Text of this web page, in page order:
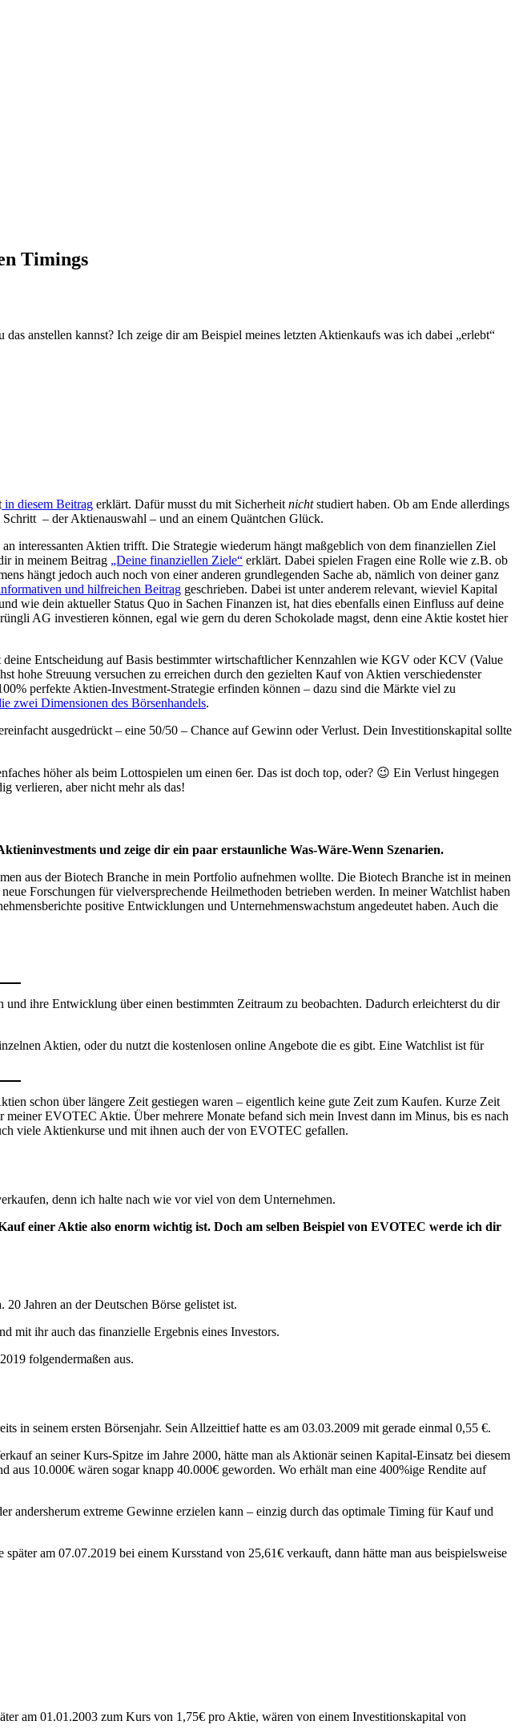
Timings
anstellen kannst? Ich zeige dir am Beispiel meines letzten Aktienkaufs was ich dabei „erlebt“
in diesem Beitrag erklärt. Dafür musst du mit Sicherheit nichtstudiert haben. Ob am Ende allerdings
– der Aktienauswahl – und an einem Quäntchen Glück.
interessanten Aktien trifft. Die Strategie wiederum hängt maßgeblich von dem finanziellen Ziel
in meinem Beitrag „Deine finanziellen Ziele“ erklärt. Dabei spielen Fragen eine Rolle wie z.B. ob
hängt jedoch auch noch von einer anderen grundlegenden Sache ab, nämlich von deiner ganz
und hilfreichen Beitrag geschrieben. Dabei ist unter anderem relevant, wieviel Kapital
wie dein aktueller Status Quo in Sachen Finanzen ist, hat dies ebenfalls einen Einfluss auf deine
AG investieren können, egal wie gern du deren Schokolade magst, denn eine Aktie kostet hier
deine Entscheidung auf Basis bestimmter wirtschaftlicher Kennzahlen wie KGV oder KCV (Value
hohe Streuung versuchen zu erreichen durch den gezielten Kauf von Aktien verschiedenster
perfekte Aktien-Investment-Strategie erfinden können – dazu sind die Märkte viel zu
zwei Dimensionen des Börsenhandels.
ausgedrückt – eine 50/50 – Chance auf Gewinn oder Verlust. Dein Investitionskapital sollte
höher als beim Lottospielen um einen 6er. Das ist doch top, oder? 😉 Ein Verlust hingegen
verlieren, aber nicht mehr als das!
und zeige dir ein paar erstaunliche Was-Wäre-Wenn Szenarien.
aus der Biotech Branche in mein Portfolio aufnehmen wollte. Die Biotech Branche ist in meinen
Forschungen für vielversprechende Heilmethoden betrieben werden. In meiner Watchlist haben
positive Entwicklungen und Unternehmenswachstum angedeutet haben. Auch die
ihre Entwicklung über einen bestimmten Zeitraum zu beobachten. Dadurch erleichterst du dir
Aktien, oder du nutzt die kostenlosen online Angebote die es gibt. Eine Watchlist ist für
schon über längere Zeit gestiegen waren – eigentlich keine gute Zeit zum Kaufen. Kurze Zeit
EVOTEC Aktie. Über mehrere Monate befand sich mein Invest dann im Minus, bis es nach
viele Aktienkurse und mit ihnen auch der von EVOTEC gefallen.
denn ich halte nach wie vor viel von dem Unternehmen.
einer Aktie also enorm wichtig ist. Doch am selben Beispiel von EVOTEC werde ich dir
Jahren an der Deutschen Börse gelistet ist.
mit ihr auch das finanzielle Ergebnis eines Investors.
folgendermaßen aus.
seinem ersten Börsenjahr. Sein Allzeittief hatte es am 03.03.2009 mit gerade einmal 0,55 €.
an seiner Kurs-Spitze im Jahre 2000, hätte man als Aktionär seinen Kapital-Einsatz bei diesem
10.000€ wären sogar knapp 40.000€ geworden. Wo erhält man eine 400%ige Rendite auf
andersherum extreme Gewinne erzielen kann – einzig durch das optimale Timing für Kauf und
am 07.07.2019 bei einem Kursstand von 25,61€ verkauft, dann hätte man aus beispielsweise
am 01.01.2003 zum Kurs von 1,75€ pro Aktie, wären von einem Investitionskapital von